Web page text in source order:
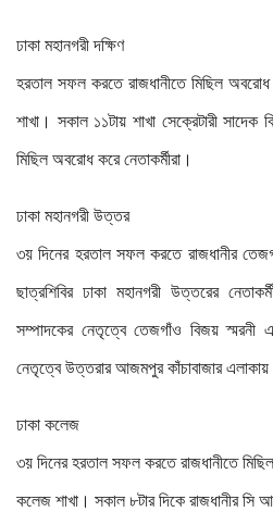
ঢাকা মহানগরী দক্ষিণ
হরতাল সফল করতে রাজধানীতে মিছিল অবরোধ
শাখা। সকাল ১১টায় শাখা সেক্রেটারী সাদেক
মিছিল অবরোধ করে নেতাকর্মীরা।
ঢাকা মহানগরী উত্তর
৩য় দিনের হরতাল সফল করতে রাজধানীর
ছাত্রশিবির ঢাকা মহানগরী উত্তরের
সম্পাদকের নেতৃত্বে তেজগাঁও বিজয় স্মরনী
নেতৃত্বে উত্তরার আজমপুর কাঁচাবাজার এলাকায়
ঢাকা কলেজ
৩য় দিনের হরতাল সফল করতে রাজধানীতে
কলেজ শাখা। সকাল ৮টার দিকে রাজধানীর সি